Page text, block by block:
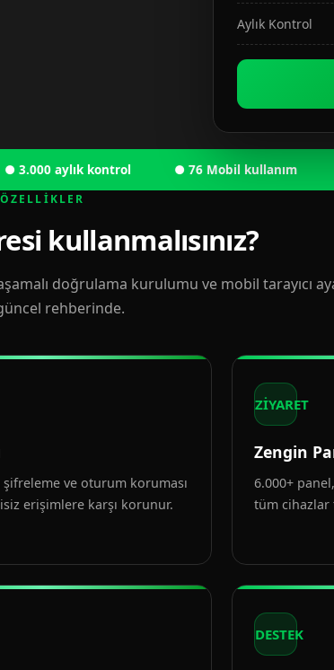
Aylık Kontrol
aylık kontrol ● 76 Mobil kullanım ● 7/
ÖZELLIKLER
kullanmalısınız?
doğrulama kurulumu ve mobil tarayıcı
rehberinde.
şifreleme ve oturum koruması
erişimlere karşı korunur.
ZİYARET
Zengin
6.000+
tüm cihazlar
DESTEK